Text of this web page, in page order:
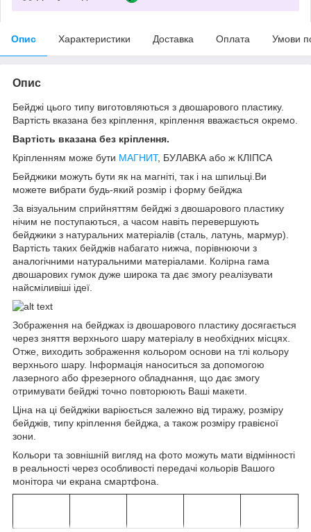
Опис Характеристики Доставка Оплата Умови
Опис
Бейджі цього типу виготовляються з двошарового пластику.
Вартість вказана без кріплення, кріплення вважається окремо.
Вартість вказана без кріплення.
Кріпленням може бути МАГНИТ, БУЛАВКА або ж КЛІПСА
Бейджики можуть бути як на магніті, так і на шпильці.Ви
можете вибрати будь-який розмір і форму бейджа
За візуальним сприйняттям бейджі з двошарового пластику
нічим не поступаються, а часом навіть перевершують
бейджики з натуральних матеріалів (сталь, латунь, мармур).
Вартість таких бейджів набагато нижча, порівнюючи з
аналогічними натуральними матеріалами. Колірна гама
двошарових гумок дуже широка та дає змогу реалізувати
найсміливіші ідеї.
Зображення на бейджах із двошарового пластику досягається
через зняття верхнього шару матеріалу в необхідних місцях.
Отже, виходить зображення кольором основи на тлі кольору
верхнього шару. Інформація наноситься за допомогою
лазерного або фрезерного обладнання, що дає змогу
отримувати бейджі точно повторюють Ваші макети.
Ціна на ці бейджіки варіюється залежно від тиражу, розміру
бейджів, типу кріплення бейджа, а також розміру гравієної
зони.
Кольори та зовнішній вигляд на фото можуть мати відмінності
в реальності через особливості передачі кольорів Вашого
монітора чи екрана смартфона.